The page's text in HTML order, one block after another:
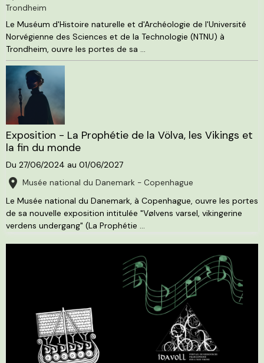
Trondheim
Le Muséum d'Histoire naturelle et d'Archéologie de l'Université
Norvégienne des Sciences et de la Technologie (NTNU) à
Trondheim, ouvre les portes de sa ...
Exposition - La Prophétie de la Völva, les Vikings et
la fin du monde
Du 27/06/2024 au 01/06/2027
Musée national du Danemark - Copenhague
Le Musée national du Danemark, à Copenhague, ouvre les portes
de sa nouvelle exposition intitulée "Vølvens varsel, vikingerine
verdens undergang" (La Prophétie ...